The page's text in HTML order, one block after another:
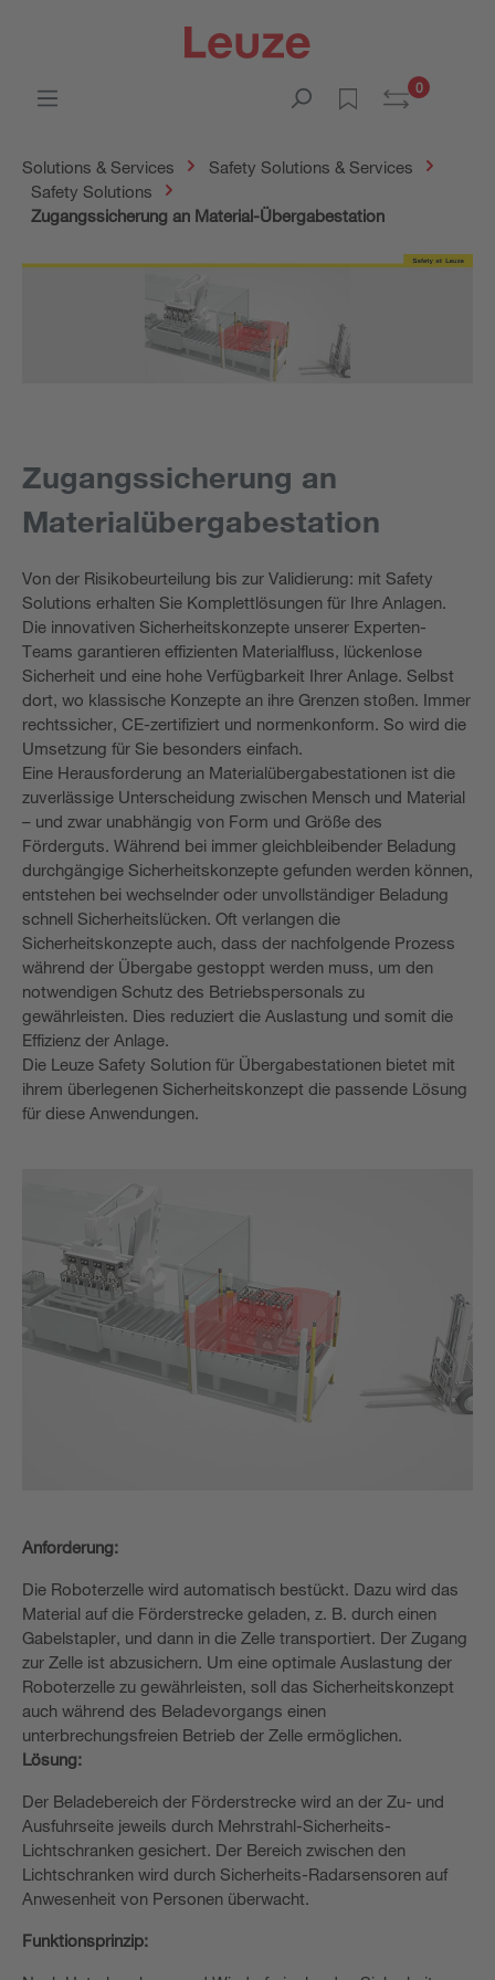
0
Solutions & Services
Safety Solutions & Services
Safety Solutions
Zugangssicherung an Material-Übergabestation
Zugangssicherung an
Materialübergabestation
Von der Risikobeurteilung bis zur Validierung: mit Safety
Solutions erhalten Sie Komplettlösungen für Ihre Anlagen.
Die innovativen Sicherheitskonzepte unserer Experten-
Teams garantieren effizienten Materialfluss, lückenlose
Sicherheit und eine hohe Verfügbarkeit Ihrer Anlage. Selbst
dort, wo klassische Konzepte an ihre Grenzen stoßen. Immer
rechtssicher, CE-zertifiziert und normenkonform. So wird die
Umsetzung für Sie besonders einfach.
Eine Herausforderung an Materialübergabestationen ist die
zuverlässige Unterscheidung zwischen Mensch und Material
– und zwar unabhängig von Form und Größe des
Förderguts. Während bei immer gleichbleibender Beladung
durchgängige Sicherheitskonzepte gefunden werden können,
entstehen bei wechselnder oder unvollständiger Beladung
schnell Sicherheitslücken. Oft verlangen die
Sicherheitskonzepte auch, dass der nachfolgende Prozess
während der Übergabe gestoppt werden muss, um den
notwendigen Schutz des Betriebspersonals zu
gewährleisten. Dies reduziert die Auslastung und somit die
Effizienz der Anlage.
Die Leuze Safety Solution für Übergabestationen bietet mit
ihrem überlegenen Sicherheitskonzept die passende Lösung
für diese Anwendungen.
Anforderung:
Die Roboterzelle wird automatisch bestückt. Dazu wird das
Material auf die Förderstrecke geladen, z. B. durch einen
Gabelstapler, und dann in die Zelle transportiert. Der Zugang
zur Zelle ist abzusichern. Um eine optimale Auslastung der
Roboterzelle zu gewährleisten, soll das Sicherheitskonzept
auch während des Beladevorgangs einen
unterbrechungsfreien Betrieb der Zelle ermöglichen.
Lösung:
Der Beladebereich der Förderstrecke wird an der Zu- und
Ausfuhrseite jeweils durch Mehrstrahl-Sicherheits-
Lichtschranken gesichert. Der Bereich zwischen den
Lichtschranken wird durch Sicherheits-Radarsensoren auf
Anwesenheit von Personen überwacht.
Funktionsprinzip: